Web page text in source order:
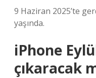
9 Haziran 2025’te
yaşında.
iPhone
çıkaracak